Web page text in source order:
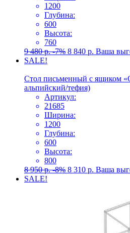
1200
Глубина:
600
Высота:
760
9 480р. -7% 8 840 р. Ваша
SALE!
Стол письменный с ящиком
альпийский/тефия)
Артикул:
21685
Ширина:
1200
Глубина:
600
Высота:
800
8 950р. -8% 8 310 р. Ваша
SALE!